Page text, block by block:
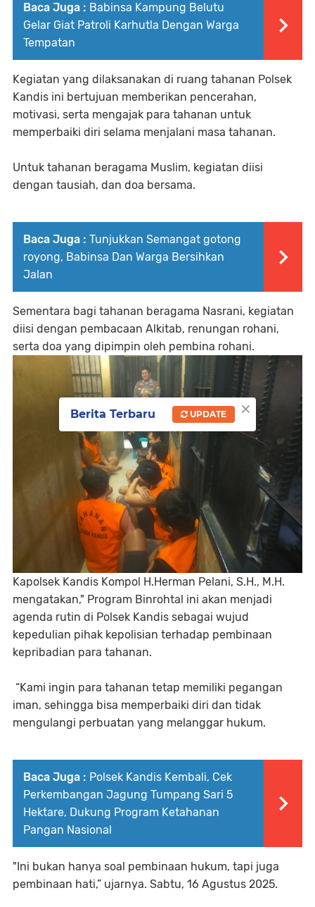
Baca Juga : ‎Babinsa Kampung Belutu
Gelar Giat Patroli Karhutla Dengan Warga
Tempatan
Kegiatan yang dilaksanakan di ruang tahanan Polsek
Kandis ini bertujuan memberikan pencerahan,
motivasi, serta mengajak para tahanan untuk
memperbaiki diri selama menjalani masa tahanan.
Untuk tahanan beragama Muslim, kegiatan diisi
dengan tausiah, dan doa bersama.
Baca Juga : ‎Tunjukkan Semangat gotong
royong, Babinsa Dan Warga Bersihkan
Jalan
Sementara bagi tahanan beragama Nasrani, kegiatan
diisi dengan pembacaan Alkitab, renungan rohani,
serta doa yang dipimpin oleh pembina rohani.
Kapolsek Kandis Kompol H.Herman Pelani, S.H., M.H.
mengatakan," Program Binrohtal ini akan menjadi
agenda rutin di Polsek Kandis sebagai wujud
kepedulian pihak kepolisian terhadap pembinaan
kepribadian para tahanan.
“Kami ingin para tahanan tetap memiliki pegangan
iman, sehingga bisa memperbaiki diri dan tidak
mengulangi perbuatan yang melanggar hukum.
Baca Juga : Polsek Kandis Kembali, Cek
Perkembangan Jagung Tumpang Sari 5
Hektare, Dukung Program Ketahanan
Pangan Nasional
"Ini bukan hanya soal pembinaan hukum, tapi juga
pembinaan hati,” ujarnya. Sabtu, 16 Agustus 2025.
×
Berita Terbaru UPDATE